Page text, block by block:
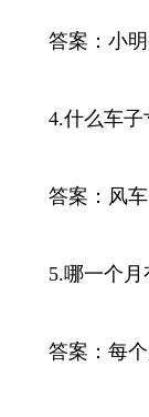
答案：小明
4.什么车子
答案：风车
5.哪一个月
答案：每个